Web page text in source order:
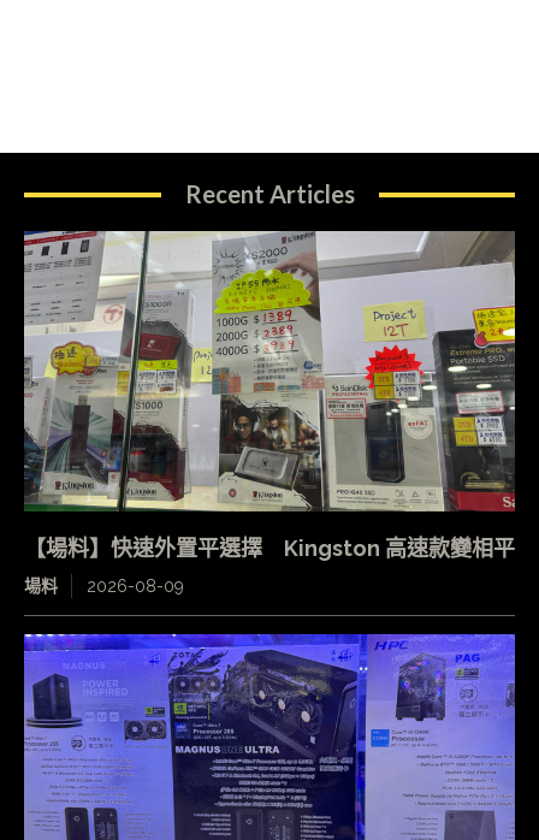
Recent Articles
【場料】快速外置平選擇 Kingston 高速款變相平
場料 2026-08-09